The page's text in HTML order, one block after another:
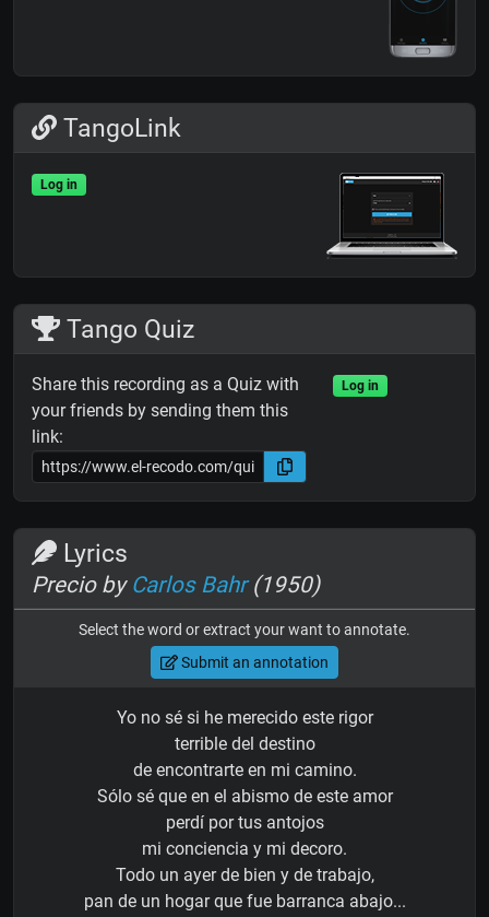
TangoLink
Log in
Tango Quiz
Share this recording as a Quiz with
your friends by sending them this
link:
Log in
Lyrics
Precio by Carlos Bahr(1950)
Select the word or extract your want to annotate.
Submit an annotation
Yo no sé si he merecido este rigor
terrible del destino
de encontrarte en mi camino.
Sólo sé que en el abismo de este amor
perdí por tus antojos
mi conciencia y mi decoro.
Todo un ayer de bien y de trabajo,
pan de un hogar que fue barranca abajo...